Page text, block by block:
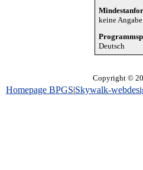
keine Angabe
Deutsch
Copyright ©
Homepage BPGS|Skywalk-